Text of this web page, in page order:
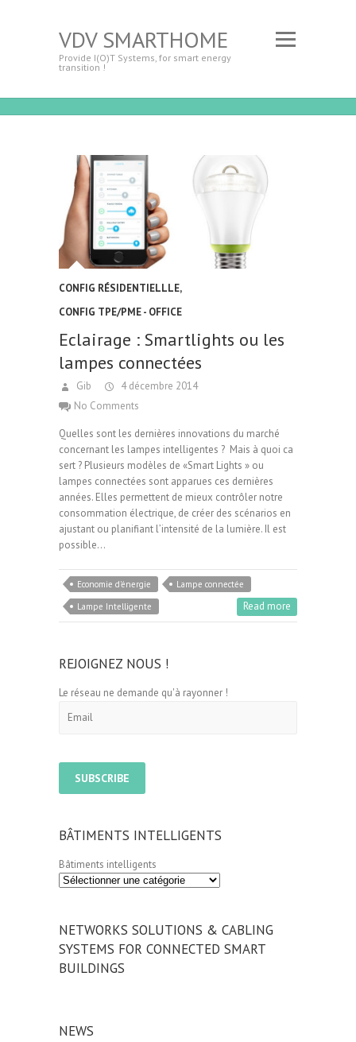
VDV SMARTHOME
Provide I(O)T Systems, for smart energy
transition !
CONFIG RÉSIDENTIELLLE,
CONFIG TPE/PME - OFFICE
Eclairage : Smartlights ou les
lampes connectées
Gib
4 décembre 2014
No Comments
Quelles sont les dernières innovations du marché
concernant les lampes intelligentes ? Mais à quoi ca
sert ? Plusieurs modèles de «Smart Lights » ou
lampes connectées sont apparues ces dernières
années. Elles permettent de mieux contrôler notre
consommation électrique, de créer des scénarios en
ajustant ou planifiant l’intensité de la lumière. Il est
possible…
Economie d'énergie
Lampe connectée
Lampe Intelligente
Read more
REJOIGNEZ NOUS !
Le réseau ne demande qu'à rayonner !
BÂTIMENTS INTELLIGENTS
Bâtiments intelligents
NETWORKS SOLUTIONS & CABLING
SYSTEMS FOR CONNECTED SMART
BUILDINGS
NEWS